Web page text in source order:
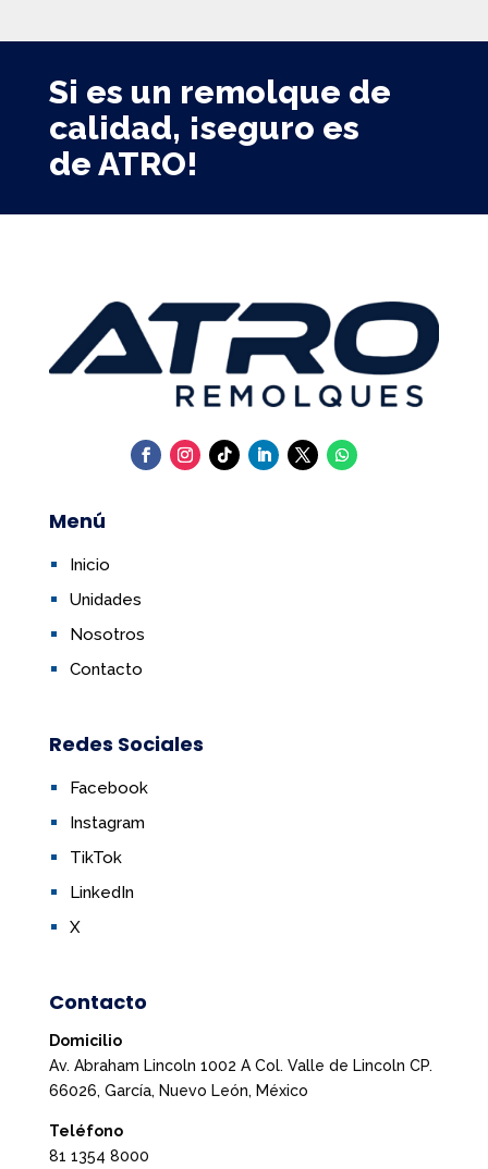
Si es un remolque de
calidad, ¡seguro es
de ATRO!
Menú
Inicio
Unidades
Nosotros
Contacto
Redes Sociales
Facebook
Instagram
TikTok
LinkedIn
X
Contacto
Domicilio
Av. Abraham Lincoln 1002 A Col. Valle de Lincoln CP.
66026, García, Nuevo León, México
Teléfono
81 1354 8000